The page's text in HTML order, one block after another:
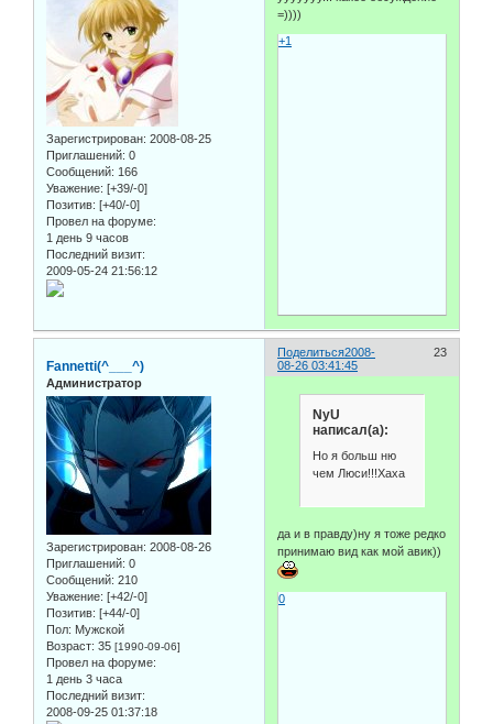
Зарегистрирован: 2008-08-25
Приглашений: 0
Сообщений: 166
Уважение: [+39/-0]
Позитив: [+40/-0]
Провел на форуме:
1 день 9 часов
Последний визит:
2009-05-24 21:56:12
=))))
+1
Поделиться 23
2008-
08-26 03:41:45
Fannetti(^___^)
Администратор
Зарегистрирован: 2008-08-26
Приглашений: 0
Сообщений: 210
Уважение: [+42/-0]
Позитив: [+44/-0]
Пол: Мужской
Возраст: 35 [1990-09-06]
Провел на форуме:
1 день 3 часа
Последний визит:
2008-09-25 01:37:18
NyU
написал(а):
Но я больш ню
чем Люси!!!Хаха
да и в правду)ну я тоже редко
принимаю вид как мой авик))
0